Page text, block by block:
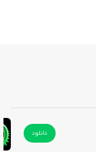
دانلود